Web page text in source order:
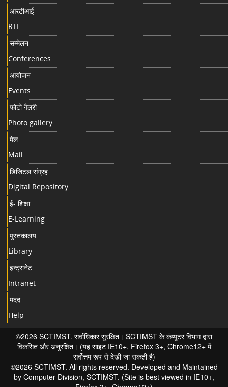
आरटीआई
RTI
सम्मेलन
Conferences
आयोजन
Events
फोटो गैलरी
Photo gallery
मेल
Mail
डिजिटल संग्रह
Digital Repository
ई- शिक्षा
E-Learning
पुस्तकालय
Library
इन्ट्रानेट
Intranet
मदद
Help
©2026 SCTIMST. सर्वाधिकार सुरक्षित। SCTIMST के कंप्यूटर विभाग द्वारा
विकसित और अनुरक्षित। (यह साइट IE10+, Firefox 3+, Chrome12+ में
सर्वोत्तम रूप से देखी जा सकती है)
©2026 SCTIMST. All rights reserved. Developed and Maintained
by Computer Division, SCTIMST. (Site is best viewed in IE10+,